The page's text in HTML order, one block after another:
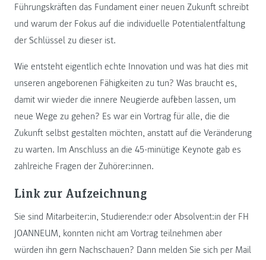
Führungskräften das Fundament einer neuen Zukunft schreibt
und warum der Fokus auf die individuelle Potentialentfaltung
der Schlüssel zu dieser ist.
Wie entsteht eigentlich echte Innovation und was hat dies mit
unseren angeborenen Fähigkeiten zu tun? Was braucht es,
damit wir wieder die innere Neugierde aufleben lassen, um
neue Wege zu gehen? Es war ein Vortrag für alle, die die
Zukunft selbst gestalten möchten, anstatt auf die Veränderung
zu warten. Im Anschluss an die 45-minütige Keynote gab es
zahlreiche Fragen der Zuhörer:innen.
Link zur Aufzeichnung
Sie sind Mitarbeiter:in, Studierende:r oder Absolvent:in der FH
JOANNEUM, konnten nicht am Vortrag teilnehmen aber
würden ihn gern Nachschauen? Dann melden Sie sich per Mail